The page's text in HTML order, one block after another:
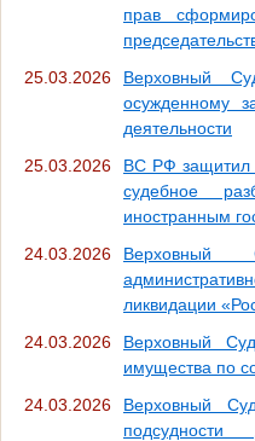
прав
25.03.2026
Верховный
осужденному
деятельности
25.03.2026
ВС РФ защитил
судебное
иностранным
24.03.2026
Верховный
ликвидации
24.03.2026
Верховный
имущества по
24.03.2026
Верховный